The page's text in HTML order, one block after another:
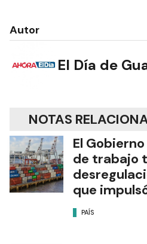
Autor
El Día de
NOTAS
El
de trabajo
que
PAÍS